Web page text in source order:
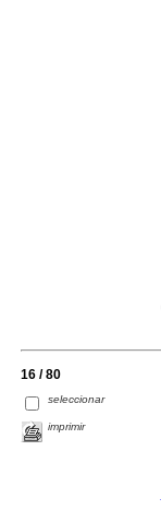
16 / 80
seleccionar
imprimir